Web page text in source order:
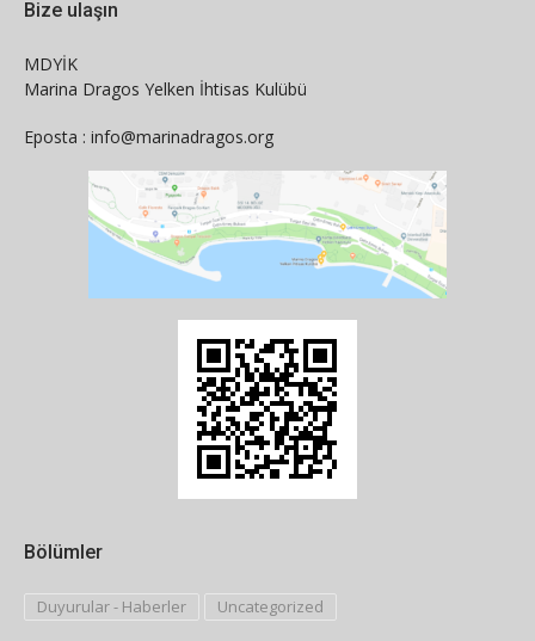
Bize ulaşın
MDYİK
Marina Dragos Yelken İhtisas Kulübü
Eposta : info@marinadragos.org
Bölümler
Duyurular - Haberler Uncategorized